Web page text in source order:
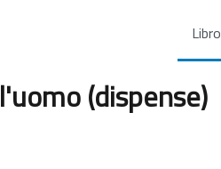
Libro
(dispense)